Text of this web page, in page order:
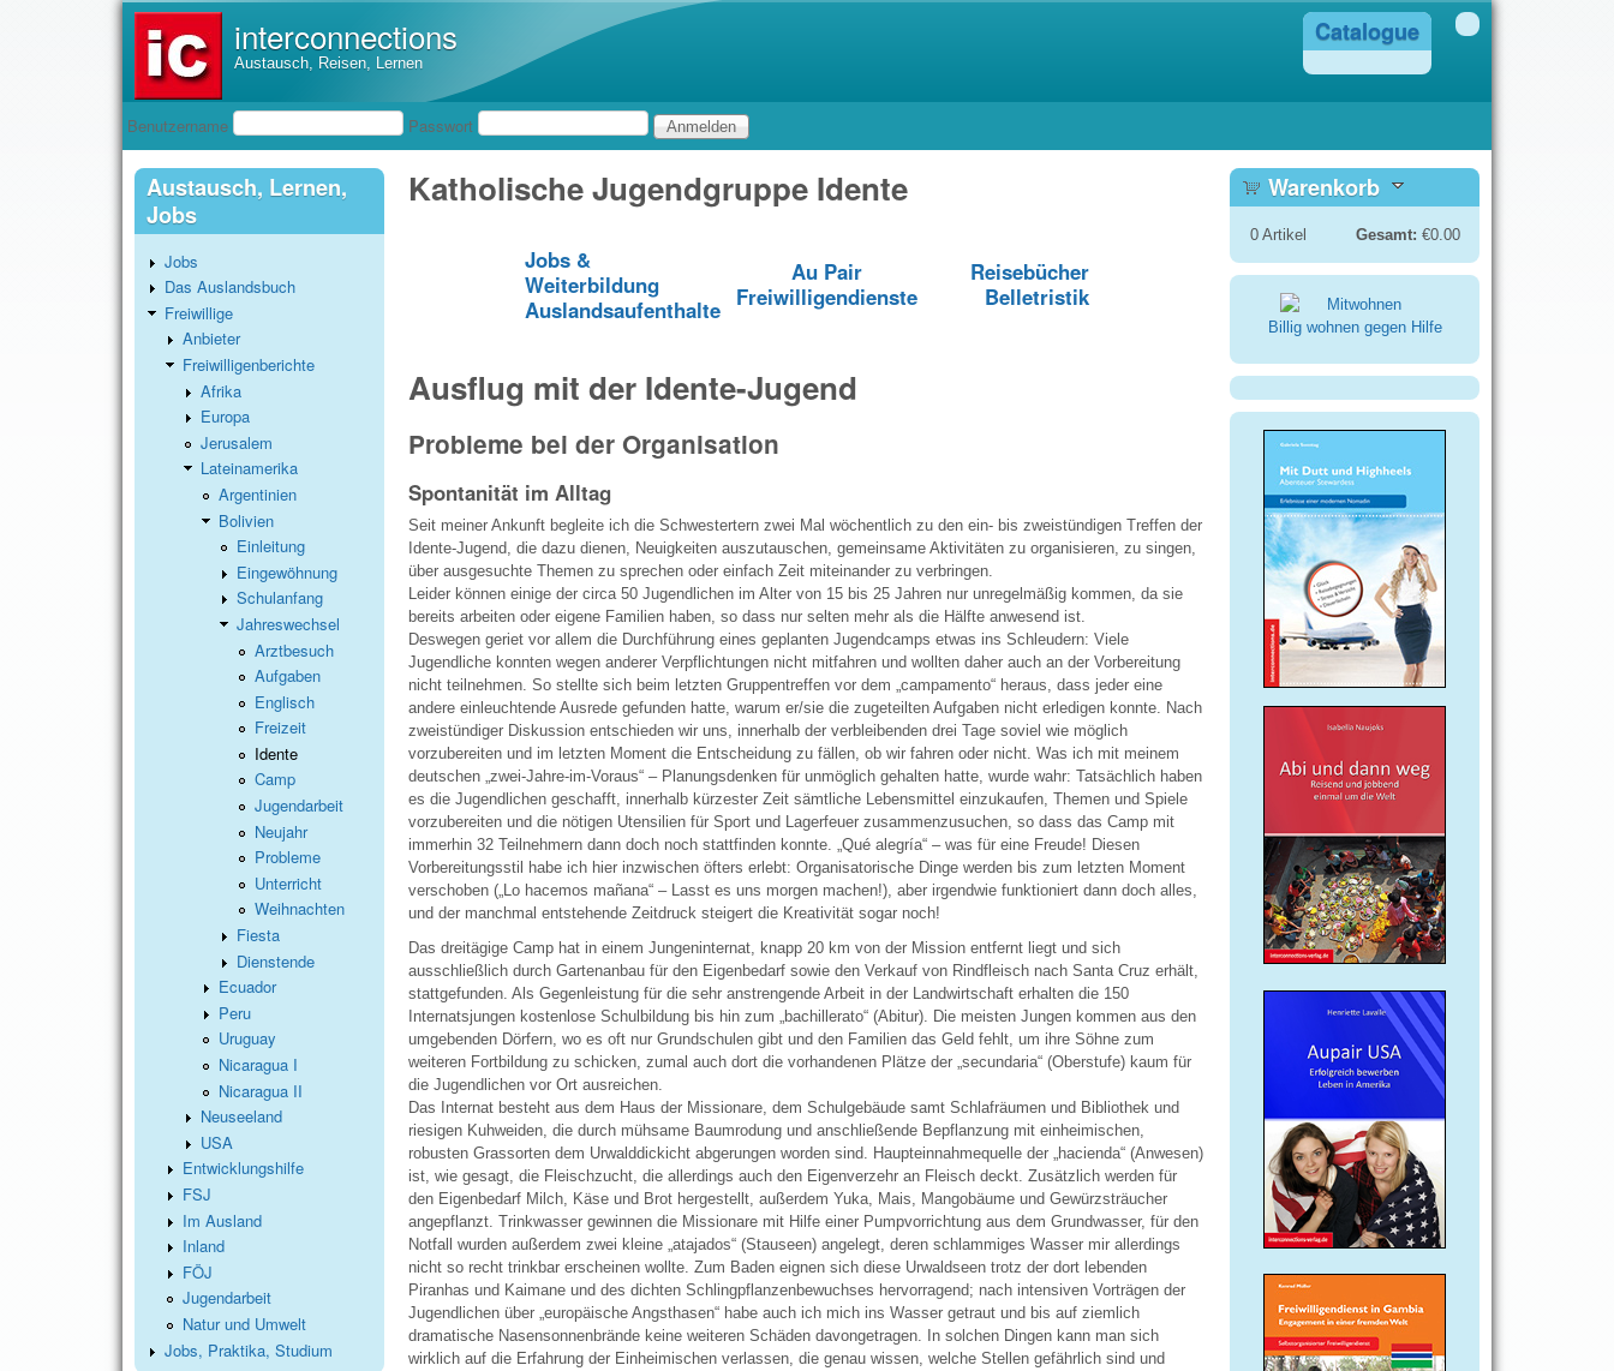
interconnections
Austausch, Reisen, Lernen
Catalogue
Benutzeranmeldung
Benutzername Passwort
Katholische Jugendgruppe Idente
Jobs &
Weiterbildung
Auslandsaufenthalte
Au Pair
Freiwilligendienste
Reisebücher
Belletristik
Ausflug mit der Idente-Jugend
Probleme bei der Organisation
Spontanität im Alltag
Seit meiner Ankunft begleite ich die Schwestertern zwei Mal wöchentlich zu den ein- bis zweistündigen Treffen der
Idente-Jugend, die dazu dienen, Neuigkeiten auszutauschen, gemeinsame Aktivitäten zu organisieren, zu singen,
über ausgesuchte Themen zu sprechen oder einfach Zeit miteinander zu verbringen.
Leider können einige der circa 50 Jugendlichen im Alter von 15 bis 25 Jahren nur unregelmäßig kommen, da sie
bereits arbeiten oder eigene Familien haben, so dass nur selten mehr als die Hälfte anwesend ist.
Deswegen geriet vor allem die Durchführung eines geplanten Jugendcamps etwas ins Schleudern: Viele
Jugendliche konnten wegen anderer Verpflichtungen nicht mitfahren und wollten daher auch an der Vorbereitung
nicht teilnehmen. So stellte sich beim letzten Gruppentreffen vor dem „campamento“ heraus, dass jeder eine
andere einleuchtende Ausrede gefunden hatte, warum er/sie die zugeteilten Aufgaben nicht erledigen konnte. Nach
zweistündiger Diskussion entschieden wir uns, innerhalb der verbleibenden drei Tage soviel wie möglich
vorzubereiten und im letzten Moment die Entscheidung zu fällen, ob wir fahren oder nicht. Was ich mit meinem
deutschen „zwei-Jahre-im-Voraus“ – Planungsdenken für unmöglich gehalten hatte, wurde wahr: Tatsächlich haben
es die Jugendlichen geschafft, innerhalb kürzester Zeit sämtliche Lebensmittel einzukaufen, Themen und Spiele
vorzubereiten und die nötigen Utensilien für Sport und Lagerfeuer zusammenzusuchen, so dass das Camp mit
immerhin 32 Teilnehmern dann doch noch stattfinden konnte. „Qué alegría“ – was für eine Freude! Diesen
Vorbereitungsstil habe ich hier inzwischen öfters erlebt: Organisatorische Dinge werden bis zum letzten Moment
verschoben („Lo hacemos mañana“ – Lasst es uns morgen machen!), aber irgendwie funktioniert dann doch alles,
und der manchmal entstehende Zeitdruck steigert die Kreativität sogar noch!
Das dreitägige Camp hat in einem Jungeninternat, knapp 20 km von der Mission entfernt liegt und sich
ausschließlich durch Gartenanbau für den Eigenbedarf sowie den Verkauf von Rindfleisch nach Santa Cruz erhält,
stattgefunden. Als Gegenleistung für die sehr anstrengende Arbeit in der Landwirtschaft erhalten die 150
Internatsjungen kostenlose Schulbildung bis hin zum „bachillerato“ (Abitur). Die meisten Jungen kommen aus den
umgebenden Dörfern, wo es oft nur Grundschulen gibt und den Familien das Geld fehlt, um ihre Söhne zum
weiteren Fortbildung zu schicken, zumal auch dort die vorhandenen Plätze der „secundaria“ (Oberstufe) kaum für
die Jugendlichen vor Ort ausreichen.
Das Internat besteht aus dem Haus der Missionare, dem Schulgebäude samt Schlafräumen und Bibliothek und
riesigen Kuhweiden, die durch mühsame Baumrodung und anschließende Bepflanzung mit einheimischen,
robusten Grassorten dem Urwalddickicht abgerungen worden sind. Haupteinnahmequelle der „hacienda“ (Anwesen)
ist, wie gesagt, die Fleischzucht, die allerdings auch den Eigenverzehr an Fleisch deckt. Zusätzlich werden für
den Eigenbedarf Milch, Käse und Brot hergestellt, außerdem Yuka, Mais, Mangobäume und Gewürzsträucher
angepflanzt. Trinkwasser gewinnen die Missionare mit Hilfe einer Pumpvorrichtung aus dem Grundwasser, für den
Notfall wurden außerdem zwei kleine „atajados“ (Stauseen) angelegt, deren schlammiges Wasser mir allerdings
nicht so recht trinkbar erscheinen wollte. Zum Baden eignen sich diese Urwaldseen trotz der dort lebenden
Piranhas und Kaimane und des dichten Schlingpflanzenbewuchses hervorragend; nach intensiven Vorträgen der
Jugendlichen über „europäische Angsthasen“ habe auch ich mich ins Wasser getraut und bis auf ziemlich
dramatische Nasensonnenbrände keine weiteren Schäden davongetragen. In solchen Dingen kann man sich
wirklich auf die Erfahrung der Einheimischen verlassen, die genau wissen, welche Stellen gefährlich sind und
Austausch, Lernen,
Jobs
Jobs
Das Auslandsbuch
Freiwillige
Anbieter
Freiwilligenberichte
Afrika
Europa
Jerusalem
Lateinamerika
Argentinien
Bolivien
Einleitung
Eingewöhnung
Schulanfang
Jahreswechsel
Arztbesuch
Aufgaben
Englisch
Freizeit
Idente
Camp
Jugendarbeit
Neujahr
Probleme
Unterricht
Weihnachten
Fiesta
Dienstende
Ecuador
Peru
Uruguay
Nicaragua I
Nicaragua II
Neuseeland
USA
Entwicklungshilfe
FSJ
Im Ausland
Inland
FÖJ
Jugendarbeit
Natur und Umwelt
Jobs, Praktika, Studium
Warenkorb
0Artikel Gesamt: €0.00
Billig wohnen gegen Hilfe